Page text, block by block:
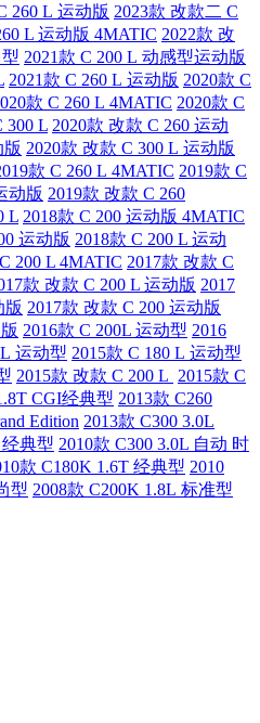
260 L 运动版 2023款 改款二 C
L 运动版 4MATIC 2022款 改
2021款 C 200 L 动感型运动版
2021款 C 260 L 运动版 2020款 C
款 C 260 L 4MATIC 2020款 C
300 L 2020款 改款 C 260 运动
2020款 改款 C 300 L 运动版
款 C 260 L 4MATIC 2019款 C
动版 2019款 改款 C 260
L 2018款 C 200 运动版 4MATIC
运动版 2018款 C 200 L 运动
200 L 4MATIC 2017款 改款 C
款 改款 C 200 L 运动版 2017
版 2017款 改款 C 200 运动版
2016款 C 200L 运动型 2016
运动型 2015款 C 180 L 运动型
2015款 改款 C 200 L 2015款 C
CGI经典型 2013款 C260
Edition 2013款 C300 3.0L
经典型 2010款 C300 3.0L 自动 时
款 C180K 1.6T 经典型 2010
型 2008款 C200K 1.8L 标准型